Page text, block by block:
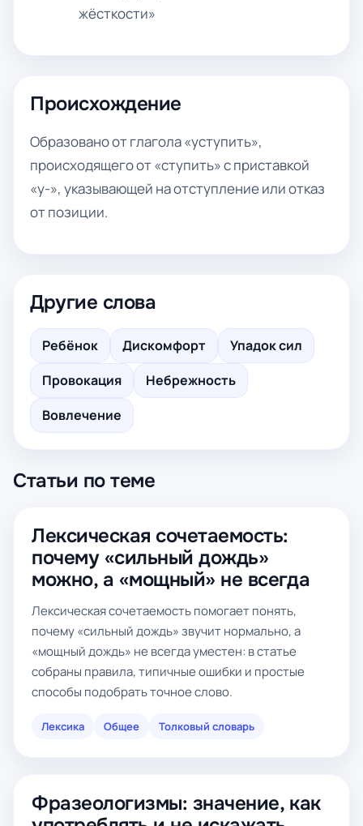
жёсткости»
Происхождение
Образовано от глагола «уступить»,
происходящего от «ступить» с приставкой
«у-», указывающей на отступление или отказ
от позиции.
Другие слова
Ребёнок Дискомфорт
Упадок сил
Провокация
Небрежность
Вовлечение
Статьи по теме
Лексическая сочетаемость:
почему «сильный дождь»
можно, а «мощный» не всегда
Лексическая сочетаемость помогает понять,
почему «сильный дождь» звучит нормально, а
«мощный дождь» не всегда уместен: в статье
собраны правила, типичные ошибки и простые
способы подобрать точное слово.
Лексика Общее Толковый словарь
Фразеологизмы: значение, как